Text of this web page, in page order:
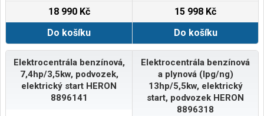
18 990 Kč
Do košíku
15 998 Kč
Do košíku
Elektrocentrála benzínová,
7,4hp/3,5kw, podvozek,
elektrický start HERON
8896141
Elektrocentrála benzínová
a plynová (lpg/ng)
13hp/5,5kw, elektrický
start, podvozek HERON
8896318